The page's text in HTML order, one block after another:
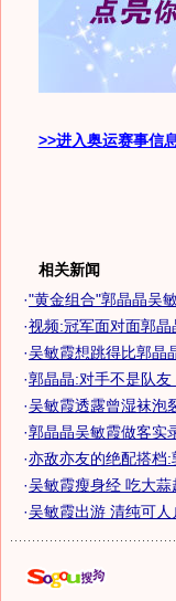
>>进入奥运赛事信
相关新闻
·"黄金组合"郭晶晶吴
·视频:冠军面对面郭
·吴敏霞想跳得比郭晶
·郭晶晶:对手不是队
·吴敏霞透露曾湿袜泡
·郭晶晶吴敏霞做客实
·亦敌亦友的绝配搭档
·吴敏霞瘦身经 吃大蒜
·吴敏霞出游 清纯可